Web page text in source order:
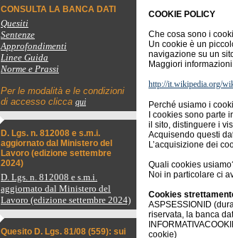
CONSULTA LA BANCA DATI
Quesiti
Sentenze
Approfondimenti
Linee Guida
Norme e Prassi
Per le modalità e le condizioni
di accesso clicca qui
D. Lgs. n. 812008 e s.m.i.
aggiornato dal Ministero del
Lavoro (edizione settembre
2024)
D. Lgs. n. 812008 e s.m.i.
aggiornato dal Ministero del
Lavoro (edizione settembre 2024)
Quesito D. Lgs. 81/08 (559): sui
COOKIE POLICY
Che cosa sono i
Un cookie è un
navigazione su un
Maggiori
http://it.wikipedia.org/
Perché usiamo i
I cookies sono parte
il sito, distinguere i
Acquisendo questi
L’acquisizione dei
Quali cookies
Noi in particolare ci
Cookies
ASPSESSIONID
riservata, la banca
cookie)